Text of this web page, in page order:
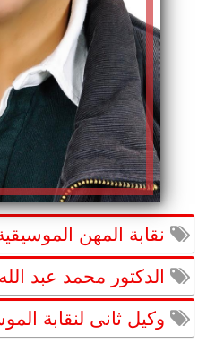
نقابة المهن
الدكتور محمد عبد الله
وكيل ثانى لنقابة